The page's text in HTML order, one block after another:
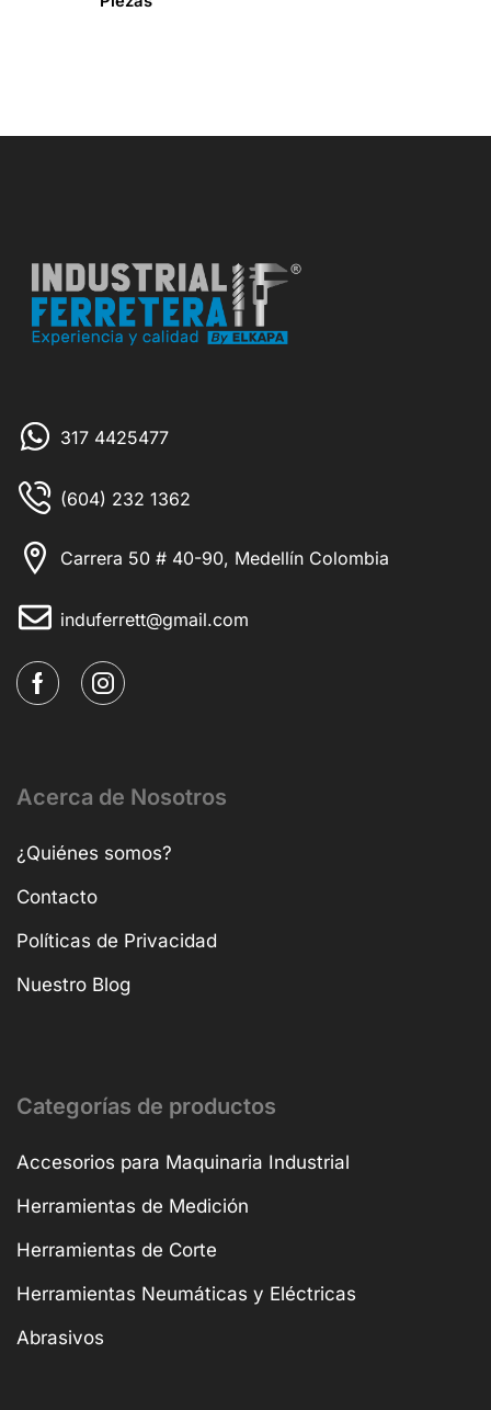
317 4425477
(604) 232 1362
Carrera 50 # 40-90, Medellín Colombia
induferrett@gmail.com
Acerca de Nosotros
¿Quiénes somos?
Contacto
Políticas de Privacidad
Nuestro Blog
Categorías de productos
Accesorios para Maquinaria Industrial
Herramientas de Medición
Herramientas de Corte
Herramientas Neumáticas y Eléctricas
Abrasivos